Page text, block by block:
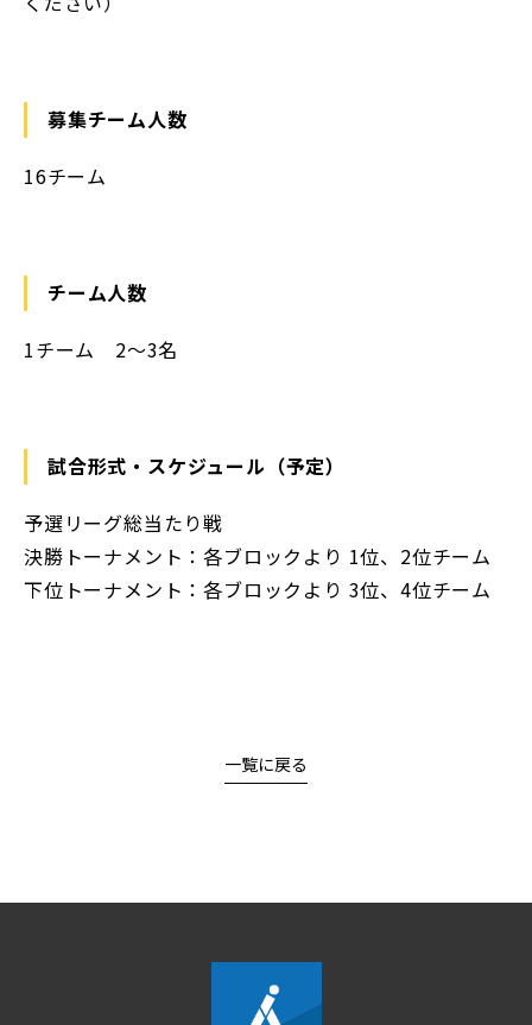
募集チーム人数
16チーム
チーム人数
1チーム 2〜3名
試合形式・スケジュール（予定）
予選リーグ総当たり戦
決勝トーナメント：各ブロックより 1位、2位チーム
下位トーナメント：各ブロックより 3位、4位チーム
一覧に戻る